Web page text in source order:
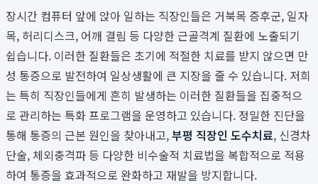
장시간 컴퓨터 앞에 앉아 일하는 직장인들은 거북목 증후군, 일자
목, 허리디스크, 어깨 결림 등 다양한 근골격계 질환에 노출되기
쉽습니다. 이러한 질환들은 초기에 적절한 치료를 받지 않으면 만
성 통증으로 발전하여 일상생활에 큰 지장을 줄 수 있습니다. 저희
는 특히 직장인들에게 흔히 발생하는 이러한 질환들을 집중적으
로 관리하는 특화 프로그램을 운영하고 있습니다. 정밀한 진단을
통해 통증의 근본 원인을 찾아내고,부평 직장인 도수치료, 신경차
단술, 체외충격파 등 다양한 비수술적 치료법을 복합적으로 적용
하여 통증을 효과적으로 완화하고 재발을 방지합니다.